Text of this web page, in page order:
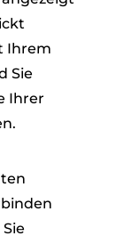
Ihrem
Sie
Ihrer